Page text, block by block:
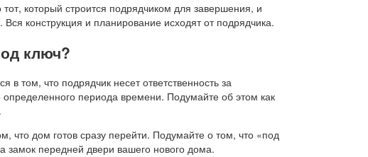
который строится подрядчиком для завершения, и
конструкция и планирование исходят от подрядчика.
ключ?
в том, что подрядчик несет ответственность за
периода времени. Подумайте об этом как
что дом готов сразу перейти. Подумайте о том, что «под
замок передней двери вашего нового дома.